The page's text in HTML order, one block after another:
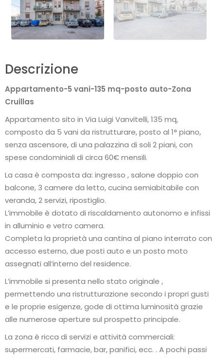
Descrizione
Appartamento-5 vani-135 mq-posto auto-Zona
Cruillas
Appartamento sito in Via Luigi Vanvitelli, 135 mq,
composto da 5 vani da ristrutturare, posto al 1° piano,
senza ascensore, di una palazzina di soli 2 piani, con
spese condominiali di circa 60€ mensili.
La casa è composta da: ingresso , salone doppio con
balcone, 3 camere da letto, cucina semiabitabile con
veranda, 2 servizi, ripostiglio.
L’immobile è dotato di riscaldamento autonomo e infissi
in alluminio e vetro camera.
Completa la proprietà una cantina al piano interrato con
accesso esterno, due posti auto e un posto moto
assegnati all’interno del residence.
L’immobile si presenta nello stato originale ,
permettendo una ristrutturazione secondo i propri gusti
e le proprie esigenze, gode di ottima luminosità grazie
alle numerose aperture sul prospetto principale.
La zona è ricca di servizi e attività commerciali:
supermercati, farmacie, bar, panifici, ecc. . A pochi passi